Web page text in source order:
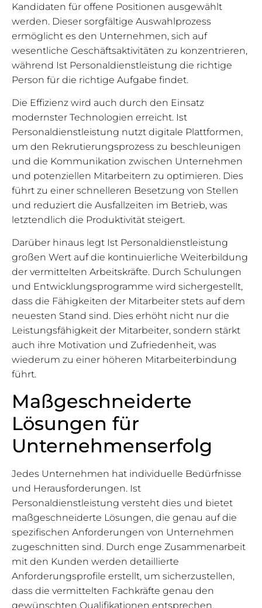
Kandidaten für offene Positionen ausgewählt
werden. Dieser sorgfältige Auswahlprozess
ermöglicht es den Unternehmen, sich auf
wesentliche Geschäftsaktivitäten zu konzentrieren,
während Ist Personaldienstleistung die richtige
Person für die richtige Aufgabe findet.
Die Effizienz wird auch durch den Einsatz
modernster Technologien erreicht. Ist
Personaldienstleistung nutzt digitale Plattformen,
um den Rekrutierungsprozess zu beschleunigen
und die Kommunikation zwischen Unternehmen
und potenziellen Mitarbeitern zu optimieren. Dies
führt zu einer schnelleren Besetzung von Stellen
und reduziert die Ausfallzeiten im Betrieb, was
letztendlich die Produktivität steigert.
Darüber hinaus legt Ist Personaldienstleistung
großen Wert auf die kontinuierliche Weiterbildung
der vermittelten Arbeitskräfte. Durch Schulungen
und Entwicklungsprogramme wird sichergestellt,
dass die Fähigkeiten der Mitarbeiter stets auf dem
neuesten Stand sind. Dies erhöht nicht nur die
Leistungsfähigkeit der Mitarbeiter, sondern stärkt
auch ihre Motivation und Zufriedenheit, was
wiederum zu einer höheren Mitarbeiterbindung
führt.
Maßgeschneiderte
Lösungen für
Unternehmenserfolg
Jedes Unternehmen hat individuelle Bedürfnisse
und Herausforderungen. Ist
Personaldienstleistung versteht dies und bietet
maßgeschneiderte Lösungen, die genau auf die
spezifischen Anforderungen von Unternehmen
zugeschnitten sind. Durch enge Zusammenarbeit
mit den Kunden werden detaillierte
Anforderungsprofile erstellt, um sicherzustellen,
dass die vermittelten Fachkräfte genau den
gewünschten Qualifikationen entsprechen.